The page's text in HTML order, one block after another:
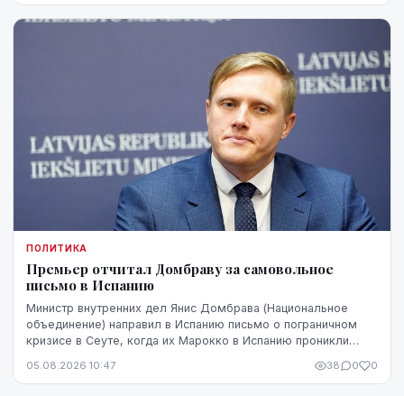
ПОЛИТИКА
Премьер отчитал Домбраву за самовольное
письмо в Испанию
Министр внутренних дел Янис Домбрава (Национальное
объединение) направил в Испанию письмо о пограничном
кризисе в Сеуте, когда их Марокко в Испанию проникли
чувствительно.
05.08.2026 10:47 38 0 0